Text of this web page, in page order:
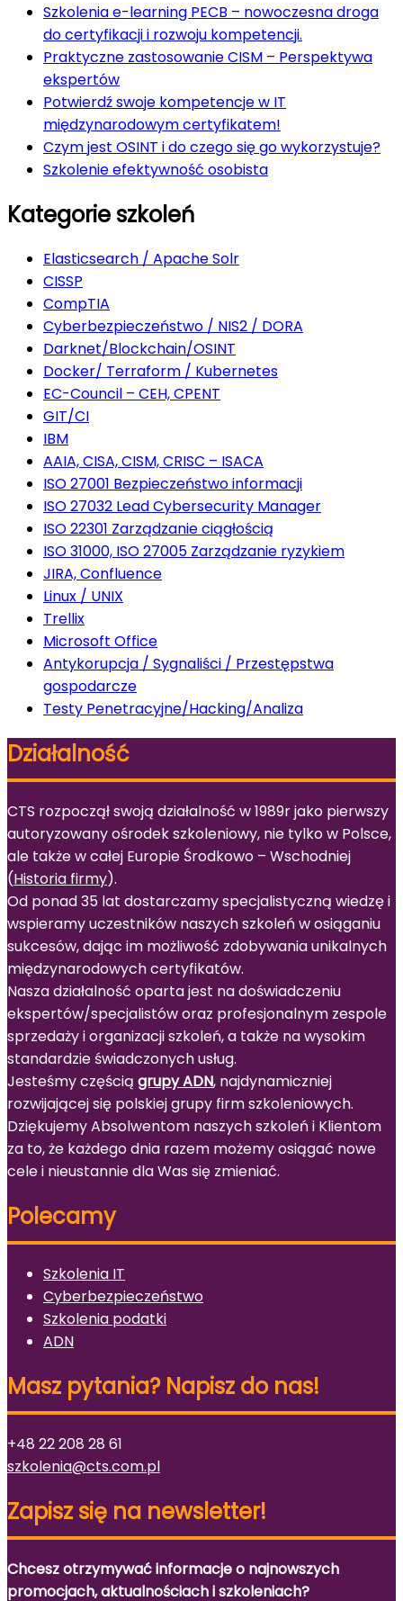
Szkolenia e-learning PECB – nowoczesna droga
do certyfikacji i rozwoju kompetencji.
Praktyczne zastosowanie CISM – Perspektywa
ekspertów
Potwierdź swoje kompetencje w IT
międzynarodowym certyfikatem!
Czym jest OSINT i do czego się go wykorzystuje?
Szkolenie efektywność osobista
Kategorie szkoleń
Elasticsearch / Apache Solr
CISSP
CompTIA
Cyberbezpieczeństwo / NIS2 / DORA
Darknet/Blockchain/OSINT
Docker/ Terraform / Kubernetes
EC-Council – CEH, CPENT
GIT/CI
IBM
AAIA, CISA, CISM, CRISC – ISACA
ISO 27001 Bezpieczeństwo informacji
ISO 27032 Lead Cybersecurity Manager
ISO 22301 Zarządzanie ciągłością
ISO 31000, ISO 27005 Zarządzanie ryzykiem
JIRA, Confluence
Linux / UNIX
Trellix
Microsoft Office
Antykorupcja / Sygnaliści / Przestępstwa
gospodarcze
Testy Penetracyjne/Hacking/Analiza
Działalność
CTS rozpoczął swoją działalność w 1989r jako pierwszy
autoryzowany ośrodek szkoleniowy, nie tylko w Polsce,
ale także w całej Europie Środkowo – Wschodniej
(Historia firmy).
Od ponad 35 lat dostarczamy specjalistyczną wiedzę i
wspieramy uczestników naszych szkoleń w osiąganiu
sukcesów, dając im możliwość zdobywania unikalnych
międzynarodowych certyfikatów.
Nasza działalność oparta jest na doświadczeniu
ekspertów/specjalistów oraz profesjonalnym zespole
sprzedaży i organizacji szkoleń, a także na wysokim
standardzie świadczonych usług.
Jesteśmy częścią grupy ADN, najdynamiczniej
rozwijającej się polskiej grupy firm szkoleniowych.
Dziękujemy Absolwentom naszych szkoleń i Klientom
za to, że każdego dnia razem możemy osiągać nowe
cele i nieustannie dla Was się zmieniać.
Polecamy
Szkolenia IT
Cyberbezpieczeństwo
Szkolenia podatki
ADN
Masz pytania? Napisz do nas!
+48 22 208 28 61
szkolenia@cts.com.pl
Zapisz się na newsletter!
Chcesz otrzymywać informacje o najnowszych
promocjach, aktualnościach i szkoleniach?